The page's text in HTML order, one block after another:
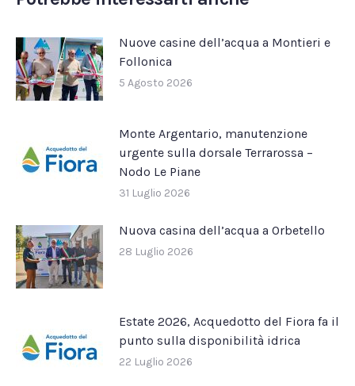
Nuove casine dell’acqua a Montieri e
Follonica
5 Agosto 2026
Monte Argentario, manutenzione
urgente sulla dorsale Terrarossa –
Nodo Le Piane
31 Luglio 2026
Nuova casina dell’acqua a Orbetello
28 Luglio 2026
Estate 2026, Acquedotto del Fiora fa il
punto sulla disponibilità idrica
22 Luglio 2026